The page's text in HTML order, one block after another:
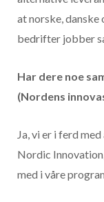
at norske,
bedrifter jobber
Har dere noe
(Nordens
Ja, vi er i ferd
Nordic
med i våre